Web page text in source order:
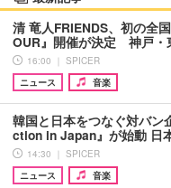
清 竜人FRIENDS、初の全
OUR』開催が決定 神戸・
16:00 ｜ SPICER
ニュース
音楽
韓国と日本をつなぐ対バ
ction in Japan』が始動 日
14:30 ｜ SPICER
ニュース
音楽